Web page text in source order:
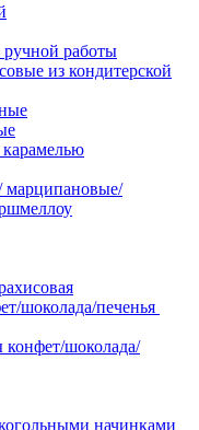
работы
из кондитерской
марципановые/
шоколада/печенья
шоколада/
начинками